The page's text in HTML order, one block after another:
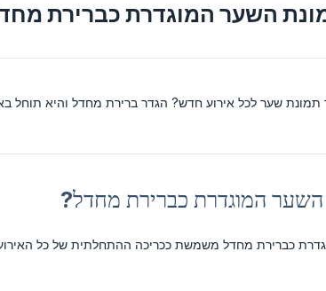
השער המוגדרת כברירת
שער לכל אירוע חדש? הגדר ברירת מחדל והיא תוחל
השער המוגדרת כברירת מחדל?
כברירת מחדל משמשת ככריכה ההתחלתית של כל